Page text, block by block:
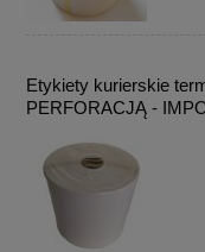
Etykiety kurierskie
PERFORACJĄ -